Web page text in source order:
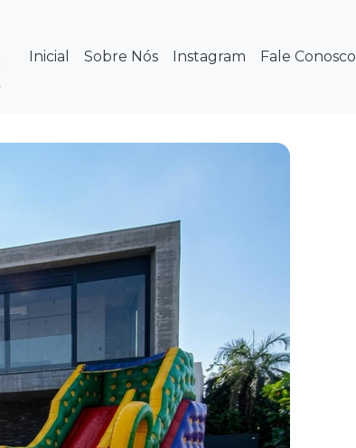
Inicial Sobre Nós Instagram Fale Conosco